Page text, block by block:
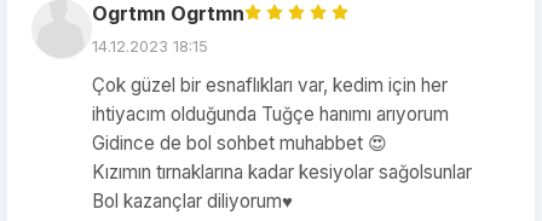
Ogrtmn Ogrtmn
14.12.2023 18:15
Çok güzel bir esnaflıkları var, kedim için her
ihtiyacım olduğunda Tuğçe hanımı arıyorum
Gidince de bol sohbet muhabbet 😍
Kızımın tırnaklarına kadar kesiyolar sağolsunlar
Bol kazançlar diliyorum♥️